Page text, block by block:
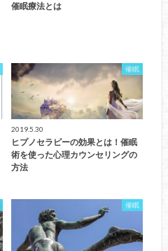
催眠療法とは
催眠
2019.5.30
ヒプノセラピーの効果とは！催眠
術を使った心理カウンセリングの
方法
催眠